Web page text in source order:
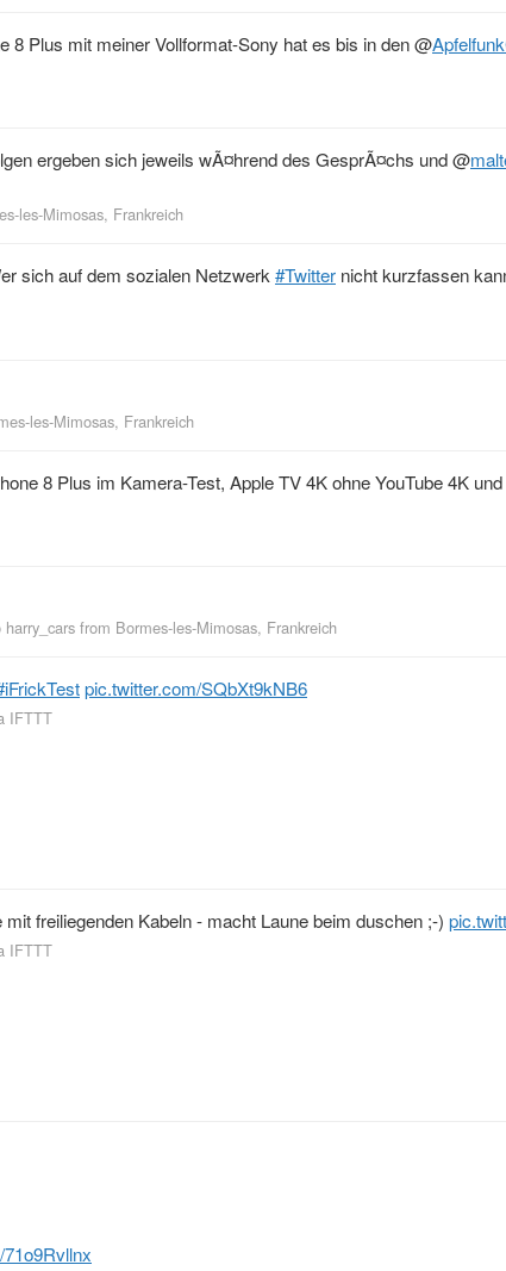
8 Plus mit meiner Vollformat-Sony hat es bis in den@
ergeben sich jeweils wÃ¤hrend des GesprÃ¤chs und@
les-Mimosas, Frankreich
sich auf dem sozialen Netzwerk#Twitter nicht kurzfassen
les-Mimosas, Frankreich
8 Plus im Kamera-Test, Apple TV 4K ohne YouTube 4K
from Bormes-les-Mimosas, Frankreich
pic.twitter.com/SQbXt9kNB6
IFTTT
freiliegenden Kabeln - macht Laune beim duschen ;-)
IFTTT